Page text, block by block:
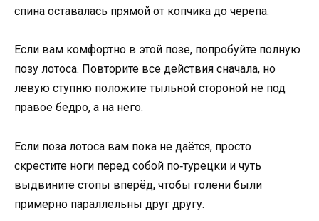
спина оставалась прямой от копчика до черепа.
Если вам комфортно в этой позе, попробуйте полную
позу лотоса. Повторите все действия сначала, но
левую ступню положите тыльной стороной не под
правое бедро, а на него.
Если поза лотоса вам пока не даётся, просто
скрестите ноги перед собой по‑турецки и чуть
выдвините стопы вперёд, чтобы голени были
примерно параллельны друг другу.